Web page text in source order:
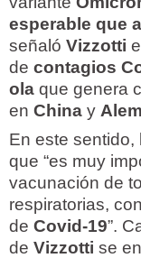
esperable que
señaló Vizzotti
de contagios
ola que genera
en China y
En este sentido,
que “es muy
vacunación de
respiratorias,
de Covid-19”.
de Vizzotti se